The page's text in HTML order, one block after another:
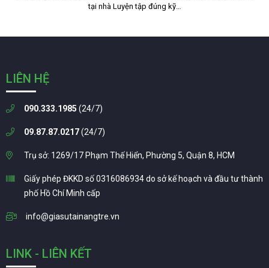
tại nhà Luyện tập đúng kỹ…
LIÊN HỆ
090.333.1985 (24/7)
09.87.87.0217(24/7)
Trụ sở: 1269/17 Phạm Thế Hiển, Phường 5, Quận 8, HCM
Giấy phép ĐKKD số 0316086934 do sở kế hoạch và đầu tư thành
phố Hồ Chí Minh cấp
info@giasutainangtre.vn
LINK - LIÊN KẾT